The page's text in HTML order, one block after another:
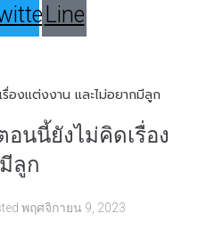
Line
องแต่งงาน และไม่อยากมีลูก
อนนี้ยังไม่คิดเรื่อง
ลูก
พฤศจิกายน 9, 2023